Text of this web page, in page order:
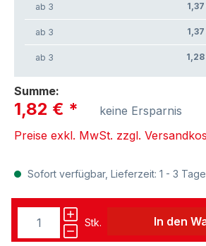
ab 3
ab 3
ab 3
Summe:
1,82 € *
keine Ersparnis
Preise exkl. MwSt. zzgl.
Sofort verfügbar, Lieferzeit: 1 - 3 Tage
Stk. In den